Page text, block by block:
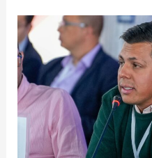
“Debemos
tener
espacios
para
hablar
salud